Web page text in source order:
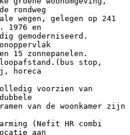
rondweg
wegen, gelegen op 241
1976 en
gemoderniseerd.
15 zonnepanelen.
stop,
horeca
voorzien van
van de woonkamer zijn
(Nefit HR combi
aan